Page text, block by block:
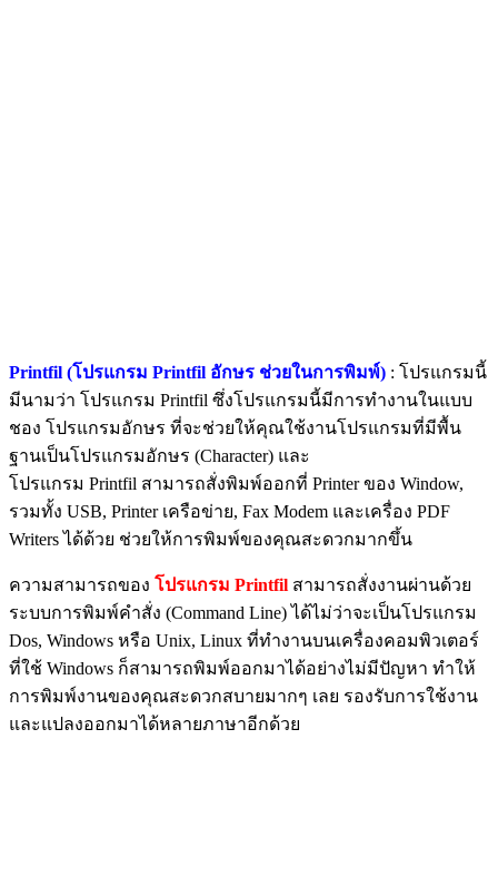
Printfil (โปรแกรม Printfil อักษร ช่วยในการพิมพ์) : โปรแกรมนี้
มีนามว่า โปรแกรม Printfil ซึ่งโปรแกรมนี้มีการทำงานในแบบ
ชอง โปรแกรมอักษร ที่จะช่วยให้คุณใช้งานโปรแกรมที่มีพื้น
ฐานเป็นโปรแกรมอักษร (Character) และ
โปรแกรม Printfil สามารถสั่งพิมพ์ออกที่ Printer ของ Window,
รวมทั้ง USB, Printer เครือข่าย, Fax Modem และเครื่อง PDF
Writers ได้ด้วย ช่วยให้การพิมพ์ของคุณสะดวกมากขึ้น
ความสามารถของ โปรแกรม Printfil สามารถสั่งงานผ่านด้วย
ระบบการพิมพ์คำสั่ง (Command Line) ได้ไม่ว่าจะเป็นโปรแกรม
Dos, Windows หรือ Unix, Linux ที่ทำงานบนเครื่องคอมพิวเตอร์
ที่ใช้ Windows ก็สามารถพิมพ์ออกมาได้อย่างไม่มีปัญหา ทำให้
การพิมพ์งานของคุณสะดวกสบายมากๆ เลย รองรับการใช้งาน
และแปลงออกมาได้หลายภาษาอีกด้วย